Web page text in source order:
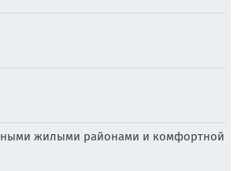
жилыми районами и комфортной